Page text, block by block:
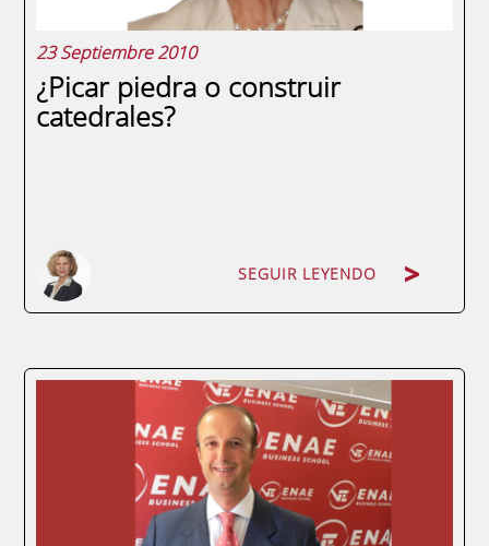
23 Septiembre 2010
¿Picar piedra o construir
catedrales?
SEGUIR LEYENDO
Por Milagros de Torres, doctora en Filología
y experta en comunicación empresarial.
Profesora, entre otros, del MBA Executive y
el Máster en Dirección Comercial y
Márketing de ENAE Business School. Jan
Carlzon, el directivo sueco que reflotó...